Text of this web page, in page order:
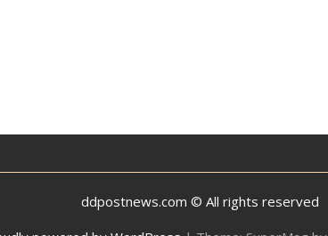
ddpostnews.com © All rights reserved